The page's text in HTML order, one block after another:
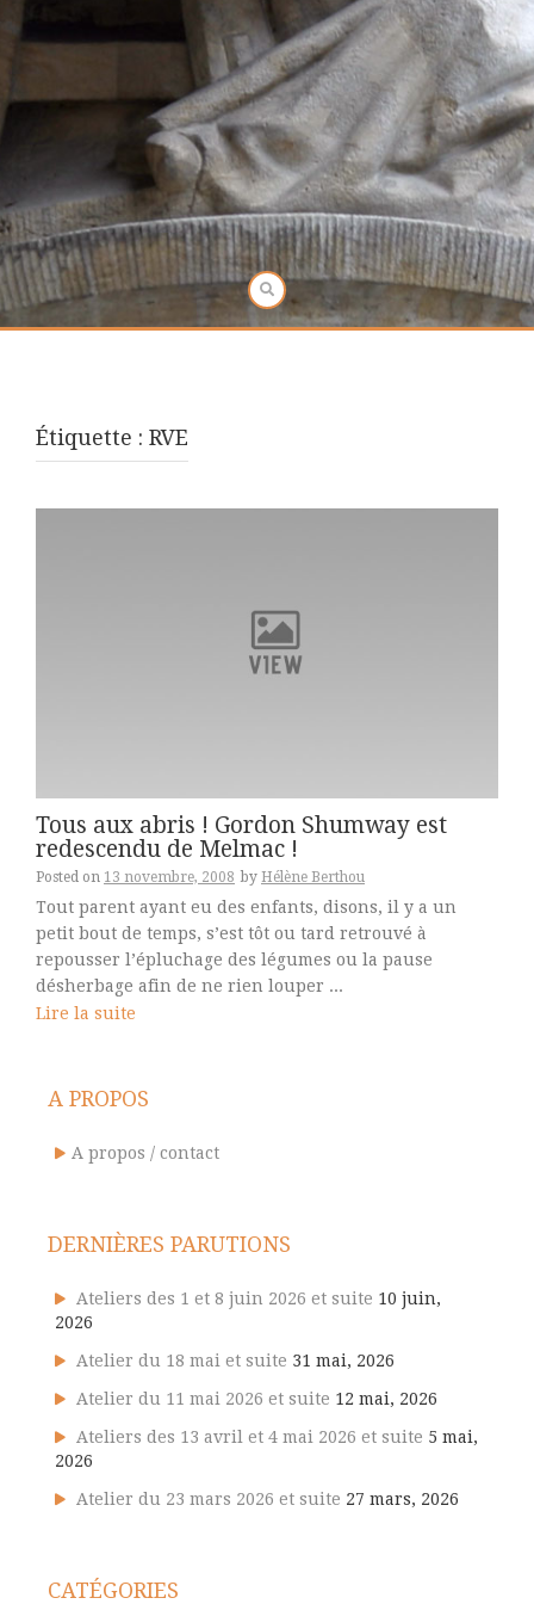
Étiquette : RVE
Tous aux abris ! Gordon Shumway est
redescendu de Melmac !
Posted on 13 novembre, 2008 by Hélène Berthou
Tout parent ayant eu des enfants, disons, il y a un
petit bout de temps, s’est tôt ou tard retrouvé à
repousser l’épluchage des légumes ou la pause
désherbage afin de ne rien louper ...
Lire la suite
A PROPOS
A propos / contact
DERNIÈRES PARUTIONS
Ateliers des 1 et 8 juin 2026 et suite 10 juin,
2026
Atelier du 18 mai et suite 31 mai, 2026
Atelier du 11 mai 2026 et suite 12 mai, 2026
Ateliers des 13 avril et 4 mai 2026 et suite 5 mai,
2026
Atelier du 23 mars 2026 et suite 27 mars, 2026
CATÉGORIES